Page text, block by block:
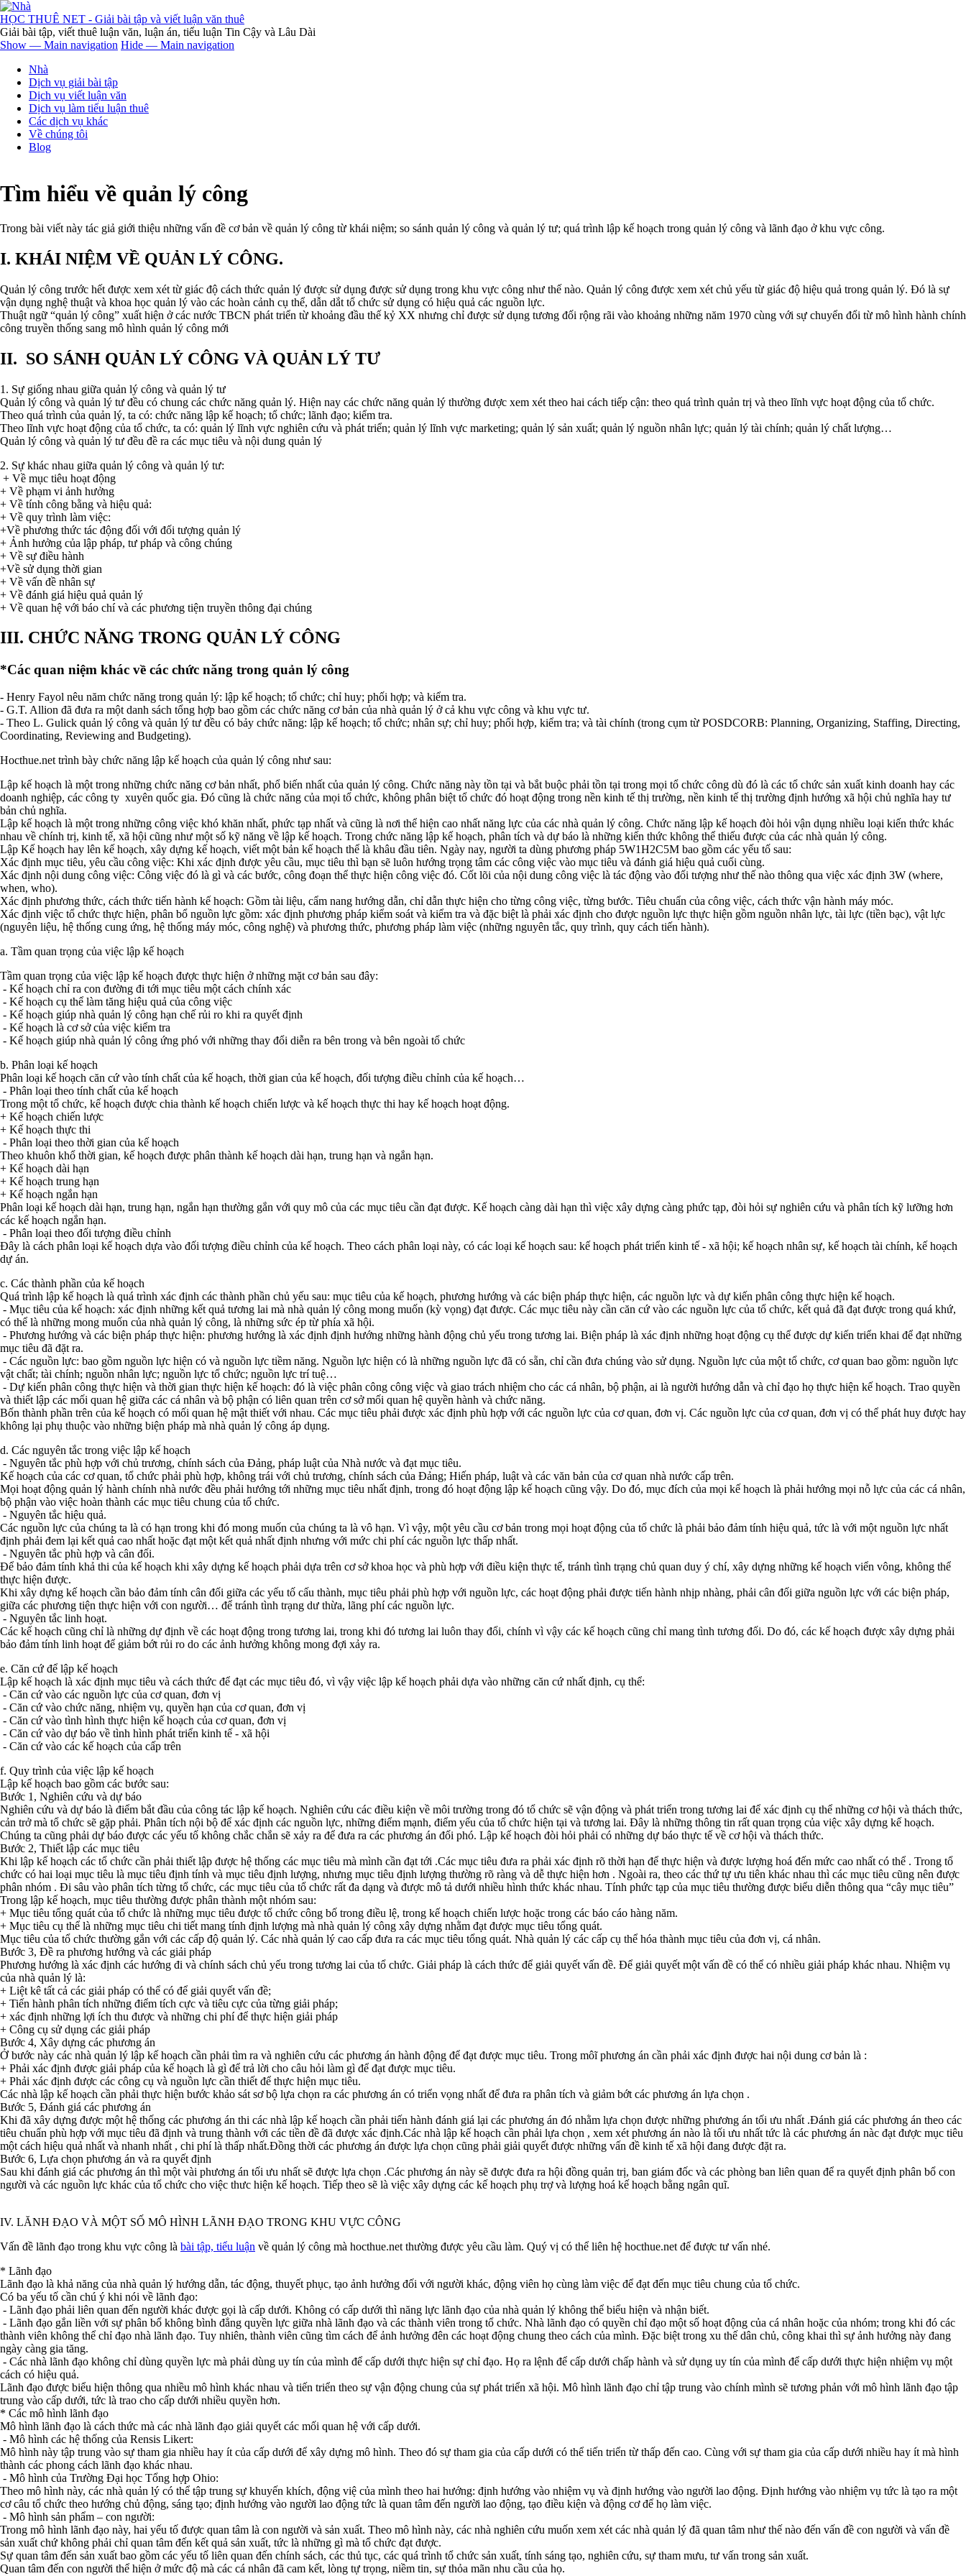
Nhảy
đến
nội
dung
HỌC THUÊ NET - Giải bài tập và viết luận văn thuê
Giải bài tập, viết thuê luận văn, luận án, tiểu luận Tin Cậy và Lâu Dài
Main
navigation
Show — Main navigation Hide — Main navigation
Nhà
Dịch vụ giải bài tập
Dịch vụ viết luận văn
Dịch vụ làm tiểu luận thuê
Các dịch vụ khác
Về chúng tôi
Blog
Tìm hiểu về quản lý công
Trong bài viết này tác giả giới thiệu những vấn đề cơ bản về quản lý công từ khái niệm; so sánh quản lý công và quản lý tư; quá trình lập kế hoạch trong quản lý công và lãnh đạo ở khu vực công.
I. KHÁI NIỆM VỀ QUẢN LÝ CÔNG.
Quản lý công trước hết được xem xét từ giác độ cách thức quản lý được sử dụng được sử dụng trong khu vực công như thế nào. Quản lý công được xem xét chủ yếu từ giác độ hiệu quả trong quản lý. Đó là sự
vận dụng nghệ thuật và khoa học quản lý vào các hoàn cảnh cụ thể, dẫn dắt tổ chức sử dụng có hiệu quả các nguồn lực.
Thuật ngữ “quản lý công” xuất hiện ở các nước TBCN phát triển từ khoảng đầu thế kỷ XX nhưng chỉ được sử dụng tương đối rộng rãi vào khoảng những năm 1970 cùng với sự chuyển đổi từ mô hình hành chính
công truyền thống sang mô hình quản lý công mới
II. SO SÁNH QUẢN LÝ CÔNG VÀ QUẢN LÝ TƯ
1. Sự giống nhau giữa quản lý công và quản lý tư
Quản lý công và quản lý tư đều có chung các chức năng quản lý. Hiện nay các chức năng quản lý thường được xem xét theo hai cách tiếp cận: theo quá trình quản trị và theo lĩnh vực hoạt động của tổ chức.
Theo quá trình của quản lý, ta có: chức năng lập kế hoạch; tổ chức; lãnh đạo; kiểm tra.
Theo lĩnh vực hoạt động của tổ chức, ta có: quản lý lĩnh vực nghiên cứu và phát triển; quản lý lĩnh vực marketing; quản lý sản xuất; quản lý nguồn nhân lực; quản lý tài chính; quản lý chất lượng…
Quản lý công và quản lý tư đều đề ra các mục tiêu và nội dung quản lý
2. Sự khác nhau giữa quản lý công và quản lý tư:
+ Về mục tiêu hoạt động
+ Về phạm vi ảnh hưởng
+ Về tính công bằng và hiệu quả:
+ Về quy trình làm việc:
+Về phương thức tác động đối với đối tượng quản lý
+ Ảnh hưởng của lập pháp, tư pháp và công chúng
+ Về sự điều hành
+Về sử dụng thời gian
+ Về vấn đề nhân sự
+ Về đánh giá hiệu quả quản lý
+ Về quan hệ với báo chí và các phương tiện truyền thông đại chúng
III. CHỨC NĂNG TRONG QUẢN LÝ CÔNG
*Các quan niệm khác về các chức năng trong quản lý công
- Henry Fayol nêu năm chức năng trong quản lý: lập kế hoạch; tổ chức; chỉ huy; phối hợp; và kiểm tra.
- G.T. Allion đã đưa ra một danh sách tổng hợp bao gồm các chức năng cơ bản của nhà quản lý ở cả khu vực công và khu vực tư.
- Theo L. Gulick quản lý công và quản lý tư đều có bảy chức năng: lập kế hoạch; tổ chức; nhân sự; chỉ huy; phối hợp, kiểm tra; và tài chính (trong cụm từ POSDCORB: Planning, Organizing, Staffing, Directing,
Coordinating, Reviewing and Budgeting).
Hocthue.net trình bày chức năng lập kế hoạch của quản lý công như sau:
Lập kế hoạch là một trong những chức năng cơ bản nhất, phổ biến nhất của quản lý công. Chức năng này tồn tại và bắt buộc phải tồn tại trong mọi tổ chức công dù đó là các tổ chức sản xuất kinh doanh hay các
doanh nghiệp, các công ty xuyên quốc gia. Đó cũng là chức năng của mọi tổ chức, không phân biệt tổ chức đó hoạt động trong nền kinh tế thị trường, nền kinh tế thị trường định hướng xã hội chủ nghĩa hay tư
bản chủ nghĩa.
Lập kế hoạch là một trong những công việc khó khăn nhất, phức tạp nhất và cũng là nơi thể hiện cao nhất năng lực của các nhà quản lý công. Chức năng lập kế hoạch đòi hỏi vận dụng nhiều loại kiến thức khác
nhau về chính trị, kinh tế, xã hội cũng như một số kỹ năng về lập kế hoạch. Trong chức năng lập kế hoạch, phân tích và dự báo là những kiến thức không thể thiếu được của các nhà quản lý công.
Lập Kế hoạch hay lên kế hoạch, xây dựng kế hoạch, viết một bản kế hoạch thể là khâu đầu tiên. Ngày nay, người ta dùng phương pháp 5W1H2C5M bao gồm các yếu tố sau:
Xác định mục tiêu, yêu cầu công việc: Khi xác định được yêu cầu, mục tiêu thì bạn sẽ luôn hướng trọng tâm các công việc vào mục tiêu và đánh giá hiệu quả cuối cùng.
Xác định nội dung công việc: Công việc đó là gì và các bước, công đoạn thể thực hiện công việc đó. Cốt lõi của nội dung công việc là tác động vào đối tượng như thế nào thông qua việc xác định 3W (where,
when, who).
Xác định phương thức, cách thức tiến hành kế hoạch: Gồm tài liệu, cẩm nang hướng dẫn, chỉ dẫn thực hiện cho từng công việc, từng bước. Tiêu chuẩn của công việc, cách thức vận hành máy móc.
Xác định việc tổ chức thực hiện, phân bổ nguồn lực gồm: xác định phương pháp kiểm soát và kiểm tra và đặc biệt là phải xác định cho được nguồn lực thực hiện gồm nguồn nhân lực, tài lực (tiền bạc), vật lực
(nguyên liệu, hệ thống cung ứng, hệ thống máy móc, công nghệ) và phương thức, phương pháp làm việc (những nguyên tắc, quy trình, quy cách tiến hành).
a. Tầm quan trọng của việc lập kế hoạch
Tầm quan trọng của việc lập kế hoạch được thực hiện ở những mặt cơ bản sau đây:
- Kế hoạch chỉ ra con đường đi tới mục tiêu một cách chính xác
- Kế hoạch cụ thể làm tăng hiệu quả của công việc
- Kế hoạch giúp nhà quản lý công hạn chế rủi ro khi ra quyết định
- Kế hoạch là cơ sở của việc kiểm tra
- Kế hoạch giúp nhà quản lý công ứng phó với những thay đổi diễn ra bên trong và bên ngoài tổ chức
b. Phân loại kế hoạch
Phân loại kế hoạch căn cứ vào tính chất của kế hoạch, thời gian của kế hoạch, đối tượng điều chỉnh của kế hoạch…
- Phân loại theo tính chất của kế hoạch
Trong một tổ chức, kế hoạch được chia thành kế hoạch chiến lược và kế hoạch thực thi hay kế hoạch hoạt động.
+ Kế hoạch chiến lược
+ Kế hoạch thực thi
- Phân loại theo thời gian của kế hoạch
Theo khuôn khổ thời gian, kế hoạch được phân thành kế hoạch dài hạn, trung hạn và ngắn hạn.
+ Kế hoạch dài hạn
+ Kế hoạch trung hạn
+ Kế hoạch ngắn hạn
Phân loại kế hoạch dài hạn, trung hạn, ngắn hạn thường gắn với quy mô của các mục tiêu cần đạt được. Kế hoạch càng dài hạn thì việc xây dựng càng phức tạp, đòi hỏi sự nghiên cứu và phân tích kỹ lưỡng hơn
các kế hoạch ngắn hạn.
- Phân loại theo đối tượng điều chỉnh
Đây là cách phân loại kế hoạch dựa vào đối tượng điều chỉnh của kế hoạch. Theo cách phân loại này, có các loại kế hoạch sau: kế hoạch phát triển kinh tế - xã hội; kế hoạch nhân sự, kế hoạch tài chính, kế hoạch
dự án.
c. Các thành phần của kế hoạch
Quá trình lập kế hoạch là quá trình xác định các thành phần chủ yếu sau: mục tiêu của kế hoạch, phương hướng và các biện pháp thực hiện, các nguồn lực và dự kiến phân công thực hiện kế hoạch.
- Mục tiêu của kế hoạch: xác định những kết quả tương lai mà nhà quản lý công mong muốn (kỳ vọng) đạt được. Các mục tiêu này cần căn cứ vào các nguồn lực của tổ chức, kết quả đã đạt được trong quá khứ,
có thể là những mong muốn của nhà quản lý công, là những sức ép từ phía xã hội.
- Phương hướng và các biện pháp thực hiện: phương hướng là xác định định hướng những hành động chủ yếu trong tương lai. Biện pháp là xác định những hoạt động cụ thể được dự kiến triển khai để đạt những
mục tiêu đã đặt ra.
- Các nguồn lực: bao gồm nguồn lực hiện có và nguồn lực tiềm năng. Nguồn lực hiện có là những nguồn lực đã có sẵn, chỉ cần đưa chúng vào sử dụng. Nguồn lực của một tổ chức, cơ quan bao gồm: nguồn lực
vật chất; tài chính; nguồn nhân lực; nguồn lực tổ chức; nguồn lực trí tuệ…
- Dự kiến phân công thực hiện và thời gian thực hiện kế hoạch: đó là việc phân công công việc và giao trách nhiệm cho các cá nhân, bộ phận, ai là người hướng dẫn và chỉ đạo họ thực hiện kế hoạch. Trao quyền
và thiết lập các mối quan hệ giữa các cá nhân và bộ phận có liên quan trên cơ sở mối quan hệ quyền hành và chức năng.
Bốn thành phần trên của kế hoạch có mối quan hệ mật thiết với nhau. Các mục tiêu phải được xác định phù hợp với các nguồn lực của cơ quan, đơn vị. Các nguồn lực của cơ quan, đơn vị có thể phát huy được hay
không lại phụ thuộc vào những biện pháp mà nhà quản lý công áp dụng.
d. Các nguyên tắc trong việc lập kế hoạch
- Nguyên tắc phù hợp với chủ trương, chính sách của Đảng, pháp luật của Nhà nước và đạt mục tiêu.
Kế hoạch của các cơ quan, tổ chức phải phù hợp, không trái với chủ trương, chính sách của Đảng; Hiến pháp, luật và các văn bản của cơ quan nhà nước cấp trên.
Mọi hoạt động quản lý hành chính nhà nước đều phải hướng tới những mục tiêu nhất định, trong đó hoạt động lập kế hoạch cũng vậy. Do đó, mục đích của mọi kế hoạch là phải hướng mọi nỗ lực của các cá nhân,
bộ phận vào việc hoàn thành các mục tiêu chung của tổ chức.
- Nguyên tắc hiệu quả.
Các nguồn lực của chúng ta là có hạn trong khi đó mong muốn của chúng ta là vô hạn. Vì vậy, một yêu cầu cơ bản trong mọi hoạt động của tổ chức là phải bảo đảm tính hiệu quả, tức là với một nguồn lực nhất
định phải đem lại kết quả cao nhất hoặc đạt một kết quả nhất định nhưng với mức chi phí các nguồn lực thấp nhất.
- Nguyên tắc phù hợp và cân đối.
Để bảo đảm tính khả thi của kế hoạch khi xây dựng kế hoạch phải dựa trên cơ sở khoa học và phù hợp với điều kiện thực tế, tránh tình trạng chủ quan duy ý chí, xây dựng những kế hoạch viển vông, không thể
thực hiện được.
Khi xây dựng kế hoạch cần bảo đảm tính cân đối giữa các yếu tố cấu thành, mục tiêu phải phù hợp với nguồn lực, các hoạt động phải được tiến hành nhịp nhàng, phải cân đối giữa nguồn lực với các biện pháp,
giữa các phương tiện thực hiện với con người… để tránh tình trạng dư thừa, lãng phí các nguồn lực.
- Nguyên tắc linh hoạt.
Các kế hoạch cũng chỉ là những dự định về các hoạt động trong tương lai, trong khi đó tương lai luôn thay đổi, chính vì vậy các kế hoạch cũng chỉ mang tình tương đối. Do đó, các kế hoạch được xây dựng phải
bảo đảm tính linh hoạt để giảm bớt rủi ro do các ảnh hưởng không mong đợi xảy ra.
e. Căn cứ để lập kế hoạch
Lập kế hoạch là xác định mục tiêu và cách thức để đạt các mục tiêu đó, vì vậy việc lập kế hoạch phải dựa vào những căn cứ nhất định, cụ thể:
- Căn cứ vào các nguồn lực của cơ quan, đơn vị
- Căn cứ vào chức năng, nhiệm vụ, quyền hạn của cơ quan, đơn vị
- Căn cứ vào tình hình thực hiện kế hoạch của cơ quan, đơn vị
- Căn cứ vào dự báo về tình hình phát triển kinh tế - xã hội
- Căn cứ vào các kế hoạch của cấp trên
f. Quy trình của việc lập kế hoạch
Lập kế hoạch bao gồm các bước sau:
Bước 1, Nghiên cứu và dự báo
Nghiên cứu và dự báo là điểm bắt đầu của công tác lập kế hoạch. Nghiên cứu các điều kiện về môi trường trong đó tổ chức sẽ vận động và phát triển trong tương lai để xác định cụ thể những cơ hội và thách thức,
cản trở mà tổ chức sẽ gặp phải. Phân tích nội bộ để xác định các nguồn lực, những điểm mạnh, điểm yếu của tổ chức hiện tại và tương lai. Đây là những thông tin rất quan trọng của việc xây dựng kế hoạch.
Chúng ta cũng phải dự báo được các yếu tố không chắc chắn sẽ xảy ra để đưa ra các phương án đối phó. Lập kế hoạch đòi hỏi phải có những dự báo thực tế về cơ hội và thách thức.
Bước 2, Thiết lập các mục tiêu
Khi lập kế hoạch các tổ chức cần phải thiết lập được hệ thống các mục tiêu mà mình cần đạt tới .Các mục tiêu đưa ra phải xác định rõ thời hạn để thực hiện và được lượng hoá đến mức cao nhất có thể . Trong tổ
chức có hai loại mục tiêu là mục tiêu định tính và mục tiêu định lượng, nhưng mục tiêu định lượng thường rõ ràng và dễ thực hiện hơn . Ngoài ra, theo các thứ tự ưu tiên khác nhau thì các mục tiêu cũng nên được
phân nhóm . Đi sâu vào phân tích từng tổ chức, các mục tiêu của tổ chức rất đa dạng và được mô tả dưới nhiều hình thức khác nhau. Tính phức tạp của mục tiêu thường được biểu diễn thông qua “cây mục tiêu”
Trong lập kế hoạch, mục tiêu thường được phân thành một nhóm sau:
+ Mục tiêu tổng quát của tổ chức là những mục tiêu được tổ chức công bố trong điều lệ, trong kế hoạch chiến lược hoặc trong các báo cáo hàng năm.
+ Mục tiêu cụ thể là những mục tiêu chi tiết mang tính định lượng mà nhà quản lý công xây dựng nhằm đạt được mục tiêu tổng quát.
Mục tiêu của tổ chức thường gắn với các cấp độ quản lý. Các nhà quản lý cao cấp đưa ra các mục tiêu tổng quát. Nhà quản lý các cấp cụ thể hóa thành mục tiêu của đơn vị, cá nhân.
Bước 3, Đề ra phương hướng và các giải pháp
Phương hướng là xác định các hướng đi và chính sách chủ yếu trong tương lai của tổ chức. Giải pháp là cách thức để giải quyết vấn đề. Để giải quyết một vấn đề có thể có nhiều giải pháp khác nhau. Nhiệm vụ
của nhà quản lý là:
+ Liệt kê tất cả các giải pháp có thể có để giải quyết vấn đề;
+ Tiến hành phân tích những điểm tích cực và tiêu cực của từng giải pháp;
+ xác định những lợi ích thu được và những chi phí để thực hiện giải pháp
+ Công cụ sử dụng các giải pháp
Bước 4, Xây dựng các phương án
Ở bước này các nhà quản lý lập kế hoạch cần phải tìm ra và nghiên cứu các phương án hành động để đạt được mục tiêu. Trong môĩ phương án cần phải xác định được hai nội dung cơ bản là :
+ Phải xác định được giải pháp của kế hoạch là gì để trả lời cho câu hỏi làm gì để đạt được mục tiêu.
+ Phải xác định được các công cụ và nguồn lực cần thiết để thực hiện mục tiêu.
Các nhà lập kế hoạch cần phải thực hiện bước khảo sát sơ bộ lựa chọn ra các phương án có triển vọng nhất để đưa ra phân tích và giảm bớt các phương án lựa chọn .
Bước 5, Đánh giá các phương án
Khi đã xây dựng được một hệ thống các phương án thi các nhà lập kế hoạch cần phải tiến hành đánh giá lại các phương án đó nhằm lựa chọn được những phương án tối ưu nhất .Đánh giá các phương án theo các
tiêu chuẩn phù hợp với mục tiêu đã định và trung thành với các tiền đề đã được xác định.Các nhà lập kế hoạch cần phải lựa chọn , xem xét phương án nào là tối ưu nhất tức là các phương án nàc đạt được mục tiêu
một cách hiệu quả nhất và nhanh nhất , chi phí là thấp nhất.Đồng thời các phương án được lựa chọn cũng phải giải quyết được những vấn đề kinh tế xã hội đang được đặt ra.
Bước 6, Lựa chọn phương án và ra quyết định
Sau khi đánh giá các phương án thì một vài phương án tối ưu nhất sẽ được lựa chọn .Các phương án này sẽ được đưa ra hội đồng quản trị, ban giám đốc và các phòng ban liên quan để ra quyết định phân bổ con
người và các nguồn lực khác của tổ chức cho việc thưc hiện kế hoạch. Tiếp theo sẽ là việc xây dựng các kế hoạch phụ trợ và lượng hoá kế hoạch bằng ngân quĩ.
IV. LĂNH ĐẠO VÀ MỘT SỐ MÔ HÌNH LÃNH ĐẠO TRONG KHU VỰC CÔNG
Vấn đề lãnh đạo trong khu vực công là bài tập, tiểu luận về quản lý công mà hocthue.net thường được yêu cầu làm. Quý vị có thể liên hệ hocthue.net để được tư vấn nhé.
* Lãnh đạo
Lãnh đạo là khả năng của nhà quản lý hướng dẫn, tác động, thuyết phục, tạo ảnh hưởng đối với người khác, động viên họ cùng làm việc để đạt đến mục tiêu chung của tổ chức.
Có ba yếu tố cần chú ý khi nói về lãnh đạo:
- Lãnh đạo phải liên quan đến người khác được gọi là cấp dưới. Không có cấp dưới thì năng lực lãnh đạo của nhà quản lý không thể biểu hiện và nhận biết.
- Lãnh đạo gắn liền với sự phân bổ không bình đẳng quyền lực giữa nhà lãnh đạo và các thành viên trong tổ chức. Nhà lãnh đạo có quyền chỉ đạo một số hoạt động của cá nhân hoặc của nhóm; trong khi đó các
thành viên không thể chỉ đạo nhà lãnh đạo. Tuy nhiên, thành viên cũng tìm cách để ảnh hưởng đên các hoạt động chung theo cách của mình. Đặc biệt trong xu thế dân chủ, công khai thì sự ảnh hưởng này đang
ngày càng gia tăng.
- Các nhà lãnh đạo không chỉ dùng quyền lực mà phải dùng uy tín của mình để cấp dưới thực hiện sự chỉ đạo. Họ ra lệnh để cấp dưới chấp hành và sử dụng uy tín của mình để cấp dưới thực hiện nhiệm vụ một
cách có hiệu quả.
Lãnh đạo được biểu hiện thông qua nhiều mô hình khác nhau và tiến triển theo sự vận động chung của sự phát triển xã hội. Mô hình lãnh đạo chỉ tập trung vào chính mình sẽ tương phản với mô hình lãnh đạo tập
trung vào cấp dưới, tức là trao cho cấp dưới nhiều quyền hơn.
* Các mô hình lãnh đạo
Mô hình lãnh đạo là cách thức mà các nhà lãnh đạo giải quyết các mối quan hệ với cấp dưới.
- Mô hình các hệ thống của Rensis Likert:
Mô hình này tập trung vào sự tham gia nhiều hay ít của cấp dưới để xây dựng mô hình. Theo đó sự tham gia của cấp dưới có thể tiến triển từ thấp đến cao. Cùng với sự tham gia của cấp dưới nhiều hay ít mà hình
thành các phong cách lãnh đạo khác nhau.
- Mô hình của Trường Đại học Tổng hợp Ohio:
Theo mô hình này, các nhà quản lý có thể tập trung sự khuyến khích, động việ của mình theo hai hướng: định hướng vào nhiệm vụ và định hướng vào người lao động. Định hướng vào nhiệm vụ tức là tạo ra một
cơ câu tổ chức theo hướng chủ động, sáng tạo; định hướng vào người lao động tức là quan tâm đến người lao động, tạo điều kiện và động cơ để họ làm việc.
- Mô hình sản phẩm – con người:
Trong mô hình lãnh đạo này, hai yếu tố được quan tâm là con người và sản xuất. Theo mô hình này, các nhà nghiên cứu muốn xem xét các nhà quản lý đã quan tâm như thế nào đến vấn đề con người và vấn đề
sản xuất chứ không phải chỉ quan tâm đến kết quả sản xuất, tức là những gì mà tổ chức đạt được.
Sự quan tâm đến sản xuất bao gồm các yếu tố liên quan đến chính sách, các thủ tục, các quá trình tổ chức sản xuất, tính sáng tạo, nghiên cứu, sự tham mưu, tư vấn trong sản xuất.
Quan tâm đến con người thể hiện ở mức độ mà các cá nhân đã cam kết, lòng tự trọng, niềm tin, sự thỏa mãn nhu cầu của họ.